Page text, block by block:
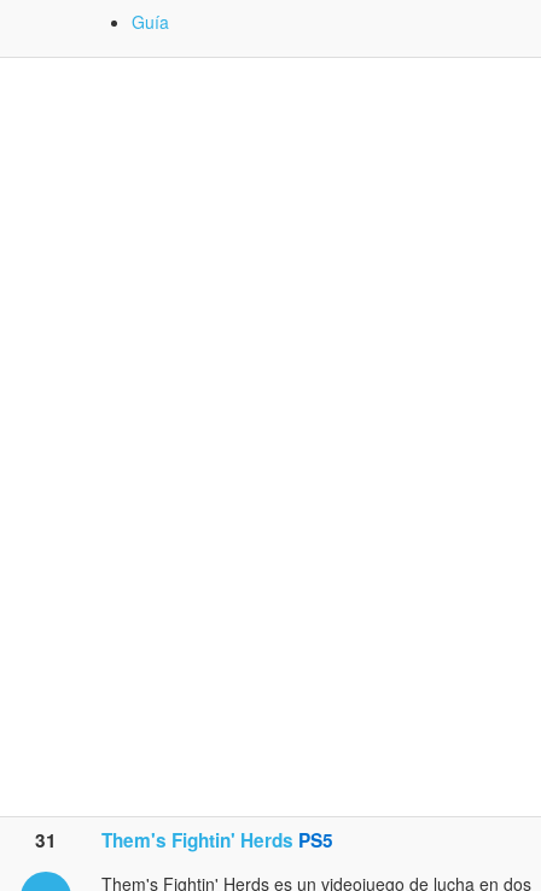
Guía
31 Them's Fightin' Herds PS5
Them's Fightin' Herds es un videojuego de lucha en dos